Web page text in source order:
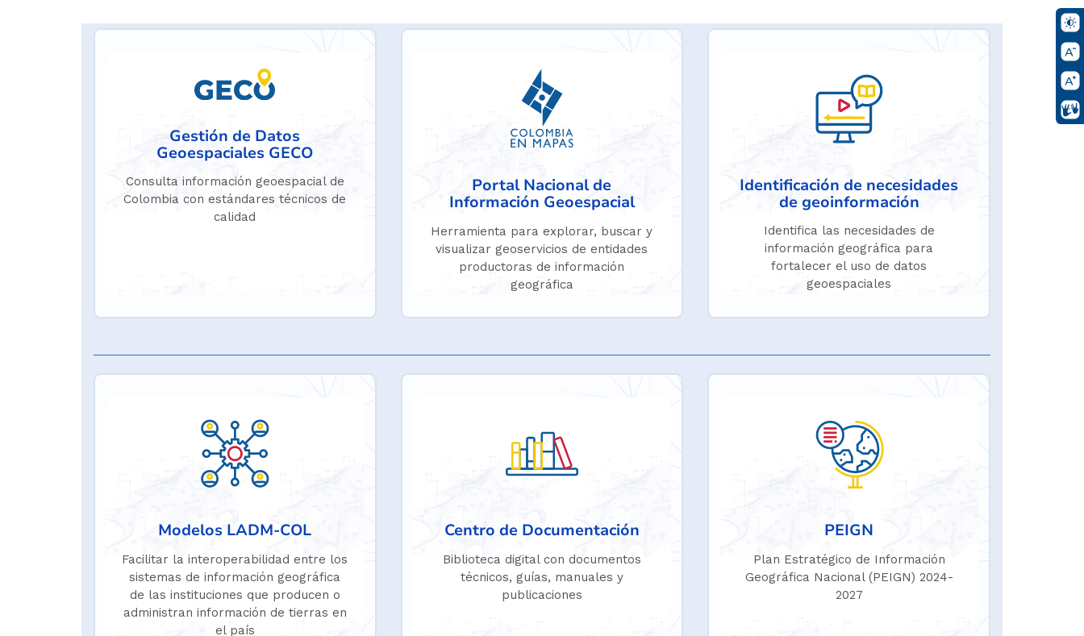
Gestión de Datos
Geoespaciales GECO
Consulta información geoespacial de
Colombia con estándares técnicos de
calidad
Portal Nacional de
Información Geoespacial
Herramienta para explorar, buscar y
visualizar geoservicios de entidades
productoras de información
geográfica
Identificación de necesidades
de geoinformación
Identifica las necesidades de
información geográfica para
fortalecer el uso de datos
geoespaciales
Modelos LADM-COL
Facilitar la interoperabilidad entre los
sistemas de información geográfica
de las instituciones que producen o
administran información de tierras en
el país
Centro de Documentación
Biblioteca digital con documentos
técnicos, guías, manuales y
publicaciones
PEIGN
Plan Estratégico de Información
Geográfica Nacional (PEIGN) 2024-
2027